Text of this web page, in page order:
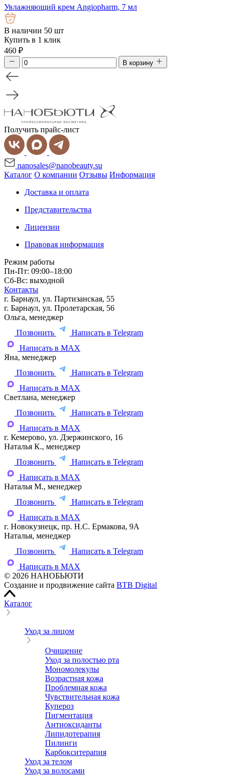
Увлажняющий крем Angiopharm, 7 мл
В наличии 50 шт
Купить в 1 клик
460 ₽
В корзину
Получить прайс-лист
nanosales@nanobeauty.su
Каталог О компании Отзывы Информация
Доставка и оплата
Представительства
Лицензии
Правовая информация
Режим работы
Пн-Пт: 09:00–18:00
Сб-Вс: выходной
Контакты
г. Барнаул, ул. Партизанская, 55
г. Барнаул, ул. Пролетарская, 56
Ольга, менеджер
Позвонить
Написать в Telegram
Написать в MAX
Яна, менеджер
Позвонить
Написать в Telegram
Написать в MAX
Светлана, менеджер
Позвонить
Написать в Telegram
Написать в MAX
г. Кемерово, ул. Дзержинского, 16
Наталья К., менеджер
Позвонить
Написать в Telegram
Написать в MAX
Наталья М., менеджер
Позвонить
Написать в Telegram
Написать в MAX
г. Новокузнецк, пр. Н.С. Ермакова, 9А
Наталья, менеджер
Позвонить
Написать в Telegram
Написать в MAX
© 2026 НАНОБЬЮТИ
Создание и продвижение сайта BTB Digital
Каталог
Уход за лицом
Очищение
Уход за полостью рта
Мономолекулы
Возрастная кожа
Проблемная кожа
Чувствительная кожа
Купероз
Пигментация
Антиоксиданты
Липидотерапия
Пилинги
Карбокситерапия
Уход за телом
Уход за волосами